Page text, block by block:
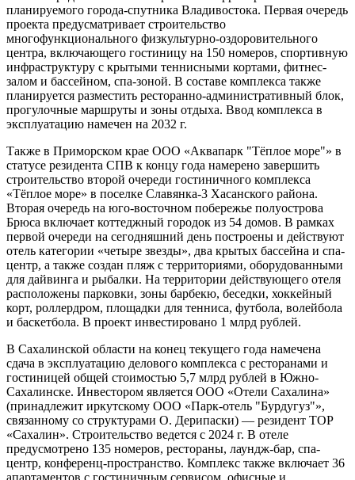
В свою очередь компания «Де-Фриз Резорт», имеющая статус
резидента ТОР «Приморье», в июле получила разрешение на
строительство первого этапа многофункционального
спортивно-гостиничного комплекса на полуострове Де-Фриз.
Объем инвестиций в проект оценивается в 1,34 млрд рублей.
Объект предполагается построить на территории
планируемого города-спутника Владивостока. Первая очередь
проекта предусматривает строительство
многофункционального физкультурно-оздоровительного
инфраструктуру с крытыми теннисными кортами, фитнес-
залом и бассейном, спа-зоной. В составе комплекса также
планируется разместить ресторанно-административный блок,
прогулочные маршруты и зоны отдыха. Ввод комплекса в
эксплуатацию намечен на 2032 г.
Также в Приморском крае ООО «Аквапарк "Тёплое море"» в
статусе резидента СПВ к концу года намерено завершить
строительство второй очереди гостиничного комплекса
«Тёплое море» в поселке Славянка-3 Хасанского района.
Вторая очередь на юго-восточном побережье полуострова
Брюса включает коттеджный городок из 54 домов. В рамках
первой очереди на сегодняшний день построены и действуют
центр, а также создан пляж с территориями, оборудованными
для дайвинга и рыбалки. На территории действующего отеля
расположены парковки, зоны барбекю, беседки, хоккейный
корт, роллердром, площадки для тенниса, футбола, волейбола
и баскетбола. В проект инвестировано 1 млрд рублей.
В Сахалинской области на конец текущего года намечена
сдача в эксплуатацию делового комплекса с ресторанами и
гостиницей общей стоимостью 5,7 млрд рублей в Южно-